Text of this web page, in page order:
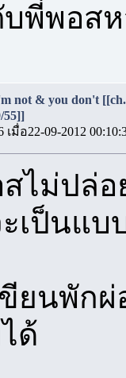
พี่พอส
not & you don't
55]]
เมื่อ22-09-2012
ไม่ปล่
เป็นแบ
ยนพักผ่
ด้